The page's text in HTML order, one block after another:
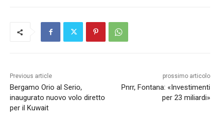
Previous article
Bergamo Orio al Serio,
inaugurato nuovo volo diretto
per il Kuwait
prossimo articolo
Pnrr, Fontana: «Investimenti
per 23 miliardi»